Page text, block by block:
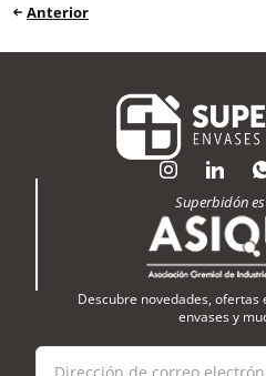
Anterior
Superbidón
Descubre novedades, ofertas
envases y